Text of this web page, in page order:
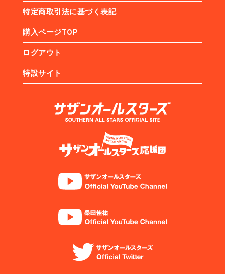
特定商取引法に基づく表記
購入ページTOP
ログアウト
特設サイト